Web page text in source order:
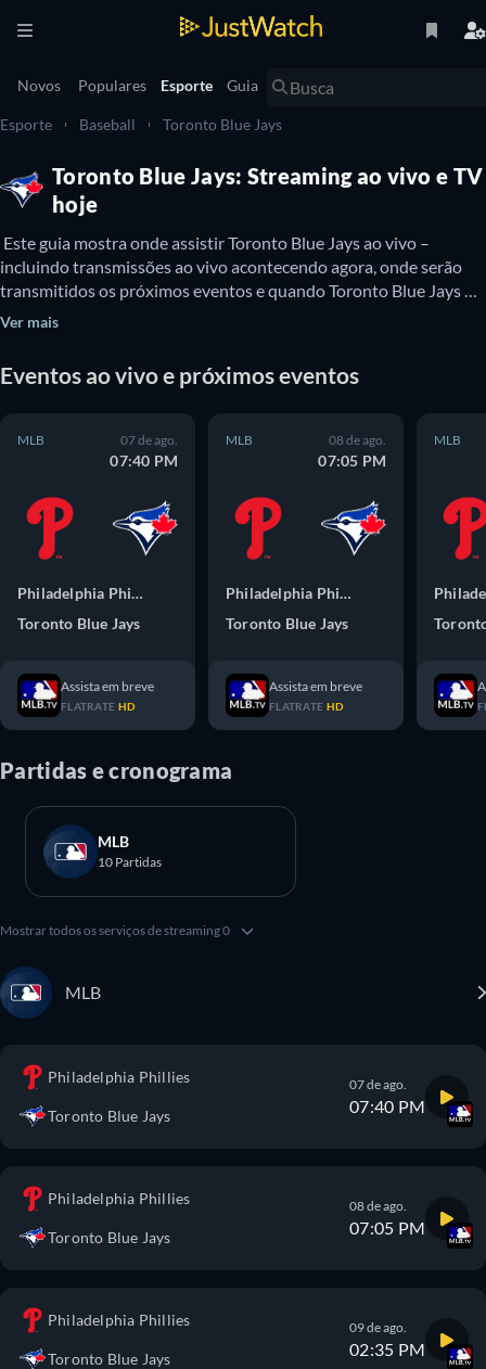
Novos Populares Esporte Guia
Esporte Baseball Toronto Blue Jays
Toronto Blue Jays: Streaming ao vivo e TV
hoje
Este guia mostra onde assistir Toronto Blue Jays ao vivo –
incluindo transmissões ao vivo acontecendo agora, onde serão
transmitidos os próximos eventos e quando Toronto Blue Jays
estará disponível para assistir na TV. Você também pode
Ver mais
Eventos ao vivo e próximos eventos
MLB 07 de ago.
07:40 PM
Philadelphia Phillies
Toronto Blue Jays
Assista em breve
FLATRATE HD
MLB 08 de ago.
07:05 PM
Philadelphia Phillies
Toronto Blue Jays
Assista em breve
FLATRATE HD
MLB
Partidas e cronograma
MLB
10 Partidas
Mostrar todos os serviços de streaming 0
MLB
Philadelphia Phillies
Toronto Blue Jays
07 de ago.
07:40 PM
Philadelphia Phillies
Toronto Blue Jays
08 de ago.
07:05 PM
Philadelphia Phillies
Toronto Blue Jays
09 de ago.
02:35 PM